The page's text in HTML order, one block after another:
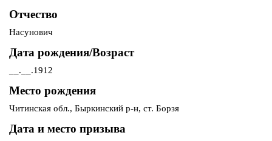
Отчество
Насунович
Дата рождения/Возраст
__.__.1912
Место рождения
Читинская обл., Быркинский р-н, ст. Борзя
Дата и место призыва